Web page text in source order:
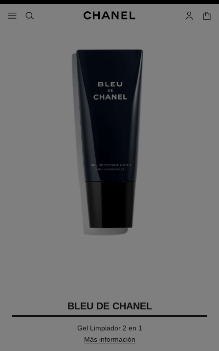
- navegación principal
buscar cuenta
BLEU DE CHANEL
Gel Limpiador 2 en 1
Más información